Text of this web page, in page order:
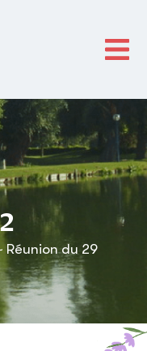
Réunion du 29